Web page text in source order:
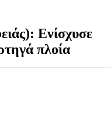
Ενίσχυσε
πλοία